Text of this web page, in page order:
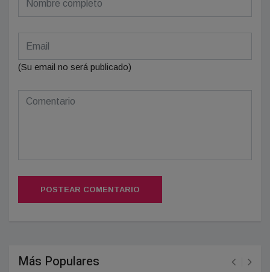
(Su email no será publicado)
POSTEAR COMENTARIO
Más Populares